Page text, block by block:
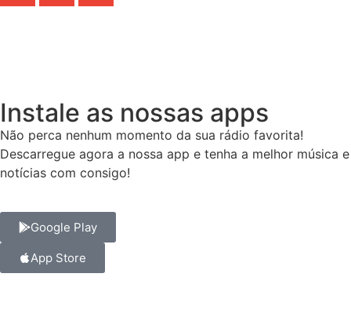
Instale as nossas apps
Não perca nenhum momento da sua rádio favorita!
Descarregue agora a nossa app e tenha a melhor música e
notícias com consigo!
Google Play
App Store